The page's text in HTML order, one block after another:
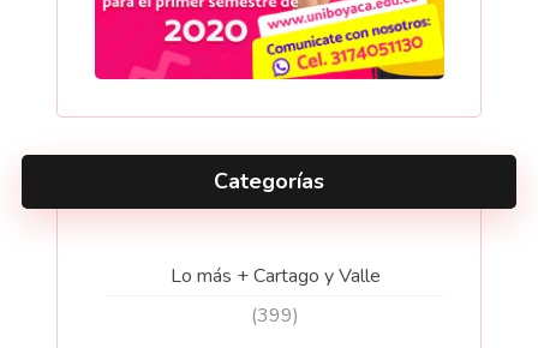
Categorías
Lo más + Cartago y Valle
(399)